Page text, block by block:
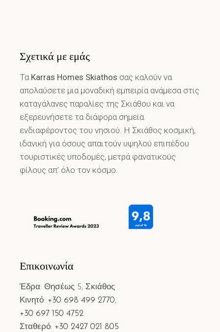
Σχετικά με εμάς
Τα Karras Homes Skiathos σας καλούν να
απολαύσετε μια μοναδική εμπειρία ανάμεσα στις
καταγάλανες παραλίες της Σκιάθου και να
εξερευνήσετε τα διάφορα σημεία
ενδιαφέροντος του νησιού. Η Σκιάθος κοσμική,
ιδανική για όσους απαιτούν υψηλού επιπέδου
τουριστικές υποδομές, μετρά φανατικούς
φίλους απ’ όλο τον κόσμο.
Επικοινωνία
Έδρα: Θησέως 5, Σκιάθος
Κινητό: +30 698 499 2770,
+30 697 150 4752
Σταθερό: +30 2427 021 805